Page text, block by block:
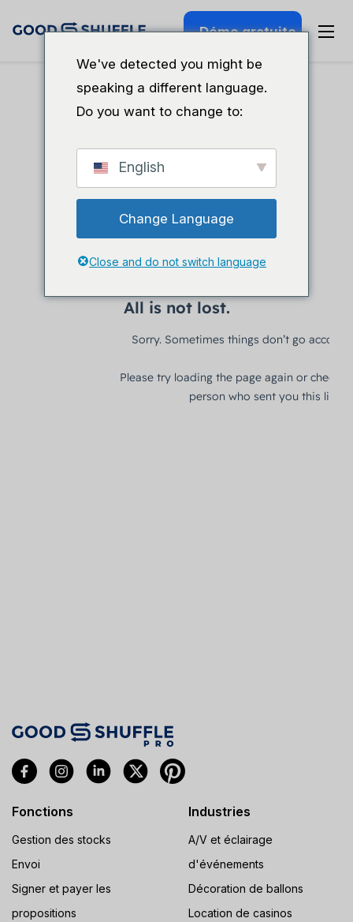
Démo gratuite
Fonctions
Gestion des stocks
Envoi
Signer et payer les
propositions
Industries
A/V et éclairage
d'événements
Décoration de ballons
Location de casinos
We've detected you might be
speaking a different language.
Do you want to change to:
English
Change Language
Close and do not switch language